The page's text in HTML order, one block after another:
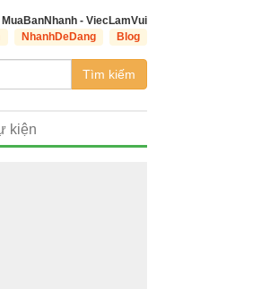
- ViecLamVui
NhanhDeDang Blog
Tìm kiếm
kiện